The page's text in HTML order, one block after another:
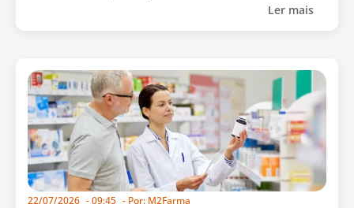
Ler mais
22/07/2026 -09:45 - Por: M2Farma